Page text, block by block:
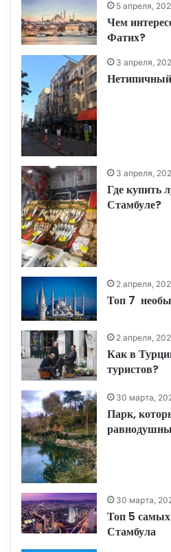
5 апреля,
Чем
Фатих?
3 апреля,
3 апреля,
Где купить
Стамбуле?
2 апреля,
Топ 7
2 апреля,
Как в
туристов?
30 марта,
Парк,
30 марта,
Топ 5
Стамбула